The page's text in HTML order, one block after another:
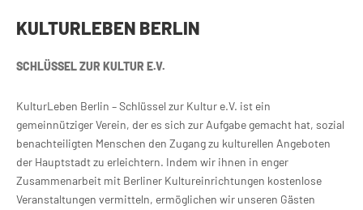
KULTURLEBEN BERLIN
SCHLÜSSEL ZUR KULTUR E.V.
KulturLeben Berlin – Schlüssel zur Kultur e.V. ist ein
gemeinnütziger Verein, der es sich zur Aufgabe gemacht hat, sozial
benachteiligten Menschen den Zugang zu kulturellen Angeboten
der Hauptstadt zu erleichtern. Indem wir ihnen in enger
Zusammenarbeit mit Berliner Kultureinrichtungen kostenlose
Veranstaltungen vermitteln, ermöglichen wir unseren Gästen